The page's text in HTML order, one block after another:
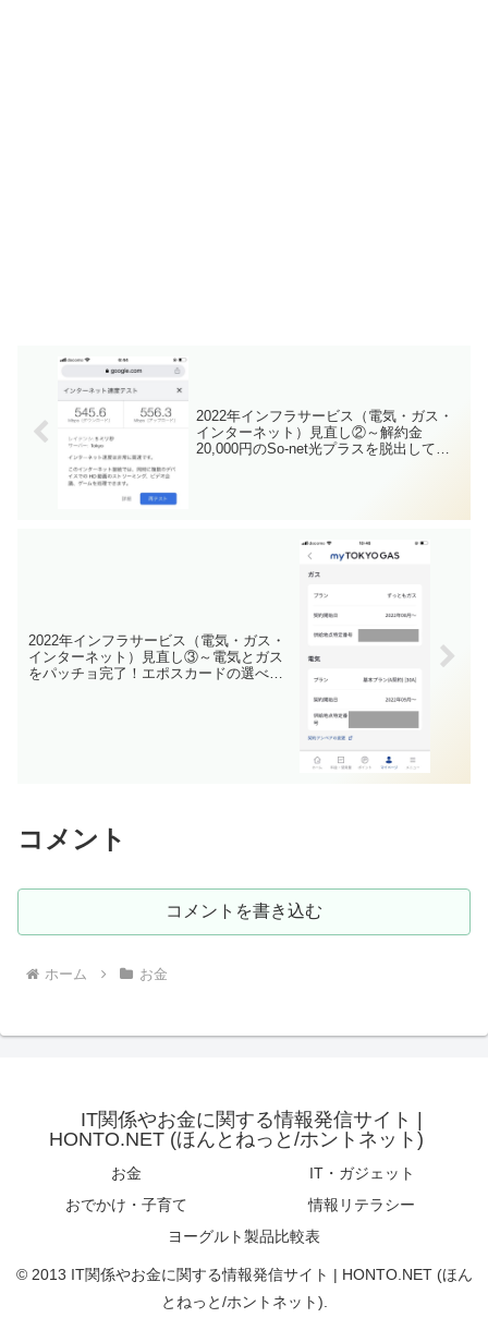
2022年インフラサービス（電気・ガス・
インターネット）見直し②～解約金
20,000円のSo-net光プラスを脱出してス
2022年インフラサービス（電気・ガス・
インターネット）見直し③～電気とガス
をパッチョ完了！エポスカードの選べる
コメント
コメントを書き込む
ホーム お金
IT関係やお金に関する情報発信サイト |
HONTO.NET (ほんとねっと/ホントネット)
お金
IT・ガジェット
おでかけ・子育て
情報リテラシー
ヨーグルト製品比較表
© 2013 IT関係やお金に関する情報発信サイト | HONTO.NET (ほん
とねっと/ホントネット).